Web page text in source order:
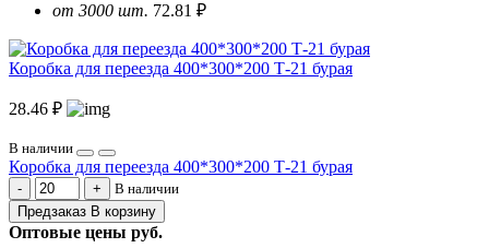
от 3000 шт. 72.81 ₽
Коробка для переезда 400*300*200 Т-21 бурая
28.46 ₽
В наличии
Коробка для переезда 400*300*200 Т-21 бурая
В наличии
Предзаказ В корзину
Оптовые цены руб.